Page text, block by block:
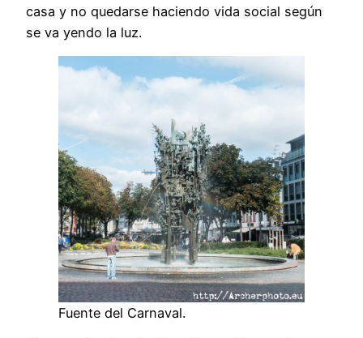
casa y no quedarse haciendo vida social según
se va yendo la luz.
Fuente del Carnaval.